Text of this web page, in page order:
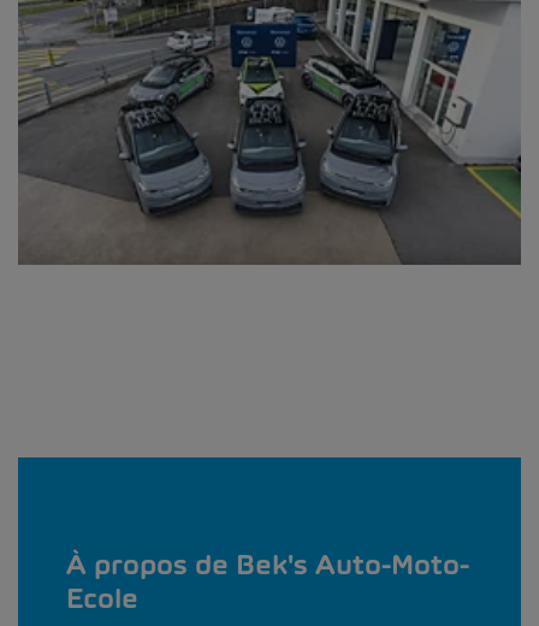
À propos de Bek's Auto-Moto-
Ecole